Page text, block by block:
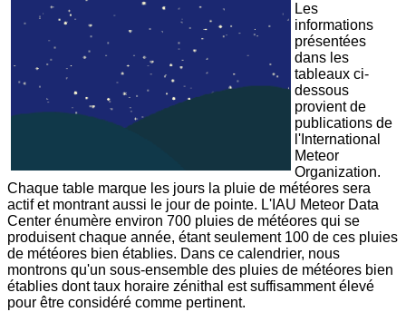
Les
informations
présentées
dans les
tableaux ci-
dessous
provient de
publications de
l'International
Meteor
Organization.
Chaque table marque les jours la pluie de météores sera
actif et montrant aussi le jour de pointe. L'IAU Meteor Data
Center énumère environ 700 pluies de météores qui se
produisent chaque année, étant seulement 100 de ces pluies
de météores bien établies. Dans ce calendrier, nous
montrons qu'un sous-ensemble des pluies de météores bien
établies dont taux horaire zénithal est suffisamment élevé
pour être considéré comme pertinent.